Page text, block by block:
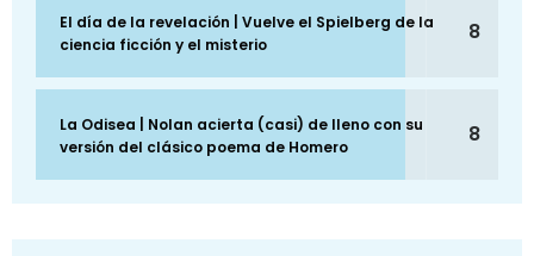
El día de la revelación | Vuelve el Spielberg de la
ciencia ficción y el misterio
8
La Odisea | Nolan acierta (casi) de lleno con su
versión del clásico poema de Homero
8